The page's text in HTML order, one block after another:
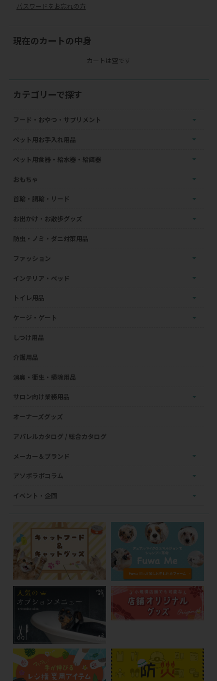
パスワードをお忘れの方
現在のカートの中身
カートは空です
カテゴリーで探す
フード・おやつ・サプリメント
ペット用お手入れ用品
ペット用食器・給水器・給餌器
おもちゃ
首輪・胴輪・リード
お出かけ・お散歩グッズ
防虫・ノミ・ダニ対策用品
ファッション
インテリア・ベッド
トイレ用品
ケージ・ゲート
しつけ用品
介護用品
消臭・衛生・掃除用品
サロン向け業務用品
オーナーズグッズ
アパレルカタログ / 総合カタログ
メーカー＆ブランド
アソボラボコラム
イベント・企画